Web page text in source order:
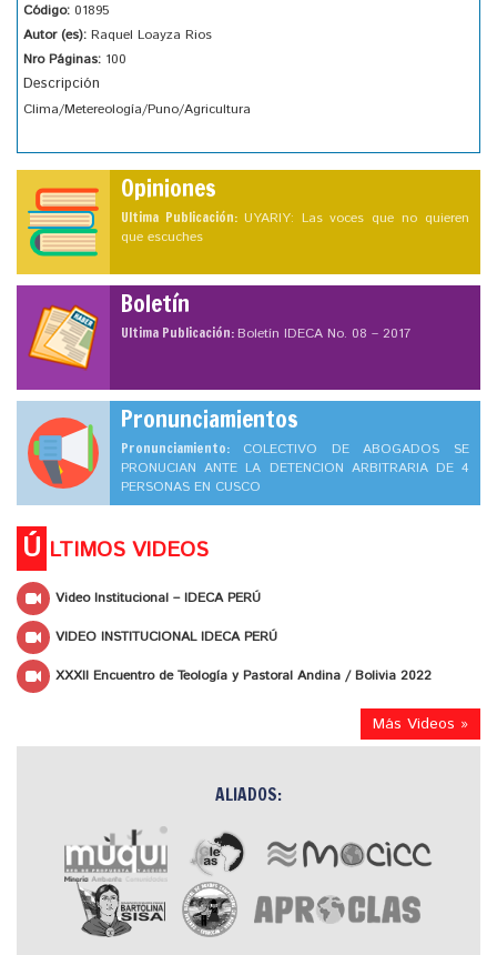
Código: 01895
Autor (es): Raquel Loayza Rios
Nro Páginas: 100
Descripción
Clima/Metereología/Puno/Agricultura
Opiniones
Ultima Publicación: UYARIY: Las voces que no quieren
que escuches
Boletín
Ultima Publicación:Boletín IDECA No. 08 – 2017
Pronunciamientos
Pronunciamiento: COLECTIVO DE ABOGADOS SE
PRONUCIAN ANTE LA DETENCION ARBITRARIA DE 4
PERSONAS EN CUSCO
Ú LTIMOS VIDEOS
Video Institucional – IDECA PERÚ
VIDEO INSTITUCIONAL IDECA PERÚ
XXXII Encuentro de Teología y Pastoral Andina / Bolivia 2022
Más Videos »
ALIADOS: